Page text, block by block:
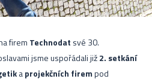
firem Technodat své 30.
jsme uspořádali již2. setkání
aprojekčních firempod